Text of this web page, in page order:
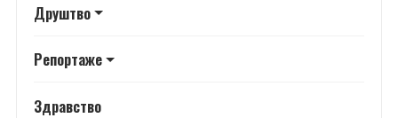
Друштво
Репортаже
Здравство